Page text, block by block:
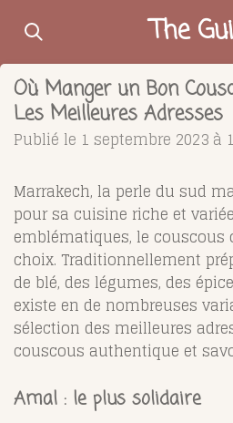
Passer
contenu
principal
The
Où Manger un Bon
Les Meilleures Adresses
Publié le 1 septembre 2023 à
Marrakech, la perle du sud
pour sa cuisine riche et
emblématiques, le couscous
choix. Traditionnellement
de blé, des légumes, des
existe en de nombreuses
sélection des meilleures
couscous authentique et
Amal : le plus solidaire